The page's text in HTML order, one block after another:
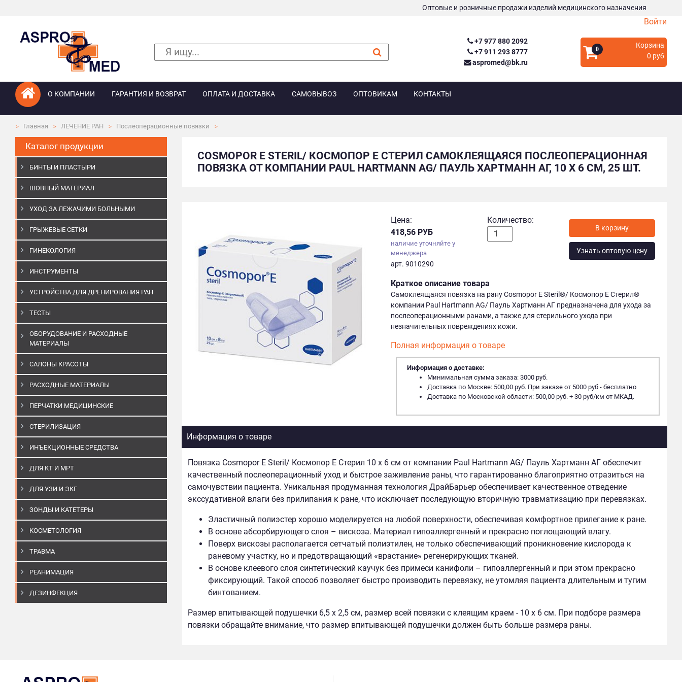
Оптовые и розничные продажи изделий медицинского назначения
Войти
+7 977 880 2092
+7 911 293 8777
aspromed@bk.ru
0
Корзина
0 руб
О КОМПАНИИ ГАРАНТИЯ И ВОЗВРАТ ОПЛАТА И ДОСТАВКА САМОВЫВОЗ ОПТОВИКАМ КОНТАКТЫ
Главная ЛЕЧЕНИЕ РАН Послеоперационные повязки
Каталог продукции
БИНТЫ И ПЛАСТЫРИ
ШОВНЫЙ МАТЕРИАЛ
УХОД ЗА ЛЕЖАЧИМИ БОЛЬНЫМИ
ГРЫЖЕВЫЕ СЕТКИ
ГИНЕКОЛОГИЯ
ИНСТРУМЕНТЫ
УСТРОЙСТВА ДЛЯ ДРЕНИРОВАНИЯ РАН
ТЕСТЫ
ОБОРУДОВАНИЕ И РАСХОДНЫЕ
МАТЕРИАЛЫ
САЛОНЫ КРАСОТЫ
РАСХОДНЫЕ МАТЕРИАЛЫ
ПЕРЧАТКИ МЕДИЦИНСКИЕ
СТЕРИЛИЗАЦИЯ
ИНЪЕКЦИОННЫЕ СРЕДСТВА
ДЛЯ КТ И МРТ
ДЛЯ УЗИ И ЭКГ
ЗОНДЫ И КАТЕТЕРЫ
КОСМЕТОЛОГИЯ
ТРАВМА
РЕАНИМАЦИЯ
ДЕЗИНФЕКЦИЯ
COSMOPOR E STERIL/ КОСМОПОР E СТЕРИЛ САМОКЛЕЯЩАЯСЯ ПОСЛЕОПЕРАЦИОННАЯ
ПОВЯЗКА ОТ КОМПАНИИ PAUL HARTMANN AG/ ПАУЛЬ ХАРТМАНН АГ, 10 Х 6 СМ, 25 ШТ.
Цена:
418,56 РУБ
наличие уточняйте у
менеджера
арт. 9010290
Количество:
Узнать оптовую цену
Краткое описание товара
Самоклеящаяся повязка на рану Cosmopor E Steril®/ Космопор E Стерил®
компании Paul Hartmann AG/ Пауль Хартманн АГ предназначена для ухода за
послеоперационными ранами, а также для стерильного ухода при
незначительных повреждениях кожи.
Полная информация о товаре
Информация о доставке:
Минимальная сумма заказа: 3000 руб.
Доставка по Москве: 500,00 руб. При заказе от 5000 руб - бесплатно
Доставка по Московской области: 500,00 руб. + 30 руб/км от МКАД.
Информация о товаре
Повязка Cosmopor E Steril/ Космопор E Стерил 10 х 6 см от компании Paul Hartmann AG/ Пауль Хартманн АГ обеспечит
качественный послеоперационный уход и быстрое заживление раны, что гарантированно благоприятно отразиться на
самочувствии пациента. Уникальная продуманная технология ДрайБарьер обеспечивает качественное отведение
экссудативной влаги без прилипания к ране, что исключает последующую вторичную травматизацию при перевязках.
Эластичный полиэстер хорошо моделируется на любой поверхности, обеспечивая комфортное прилегание к ране.
В основе абсорбирующего слоя – вискоза. Материал гипоаллергенный и прекрасно поглощающий влагу.
Поверх вискозы располагается сетчатый полиэтилен, не только обеспечивающий проникновение кислорода к
раневому участку, но и предотвращающий «врастание» регенерирующих тканей.
В основе клеевого слоя синтетический каучук без примеси канифоли – гипоаллергенный и при этом прекрасно
фиксирующий. Такой способ позволяет быстро производить перевязку, не утомляя пациента длительным и тугим
бинтованием.
Размер впитывающей подушечки 6,5 х 2,5 см, размер всей повязки с клеящим краем - 10 х 6 см. При подборе размера
повязки обращайте внимание, что размер впитывающей подушечки должен быть больше размера раны.